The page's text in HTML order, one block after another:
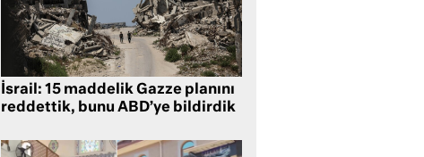
İsrail: 15 maddelik Gazze planını
reddettik, bunu ABD’ye bildirdik